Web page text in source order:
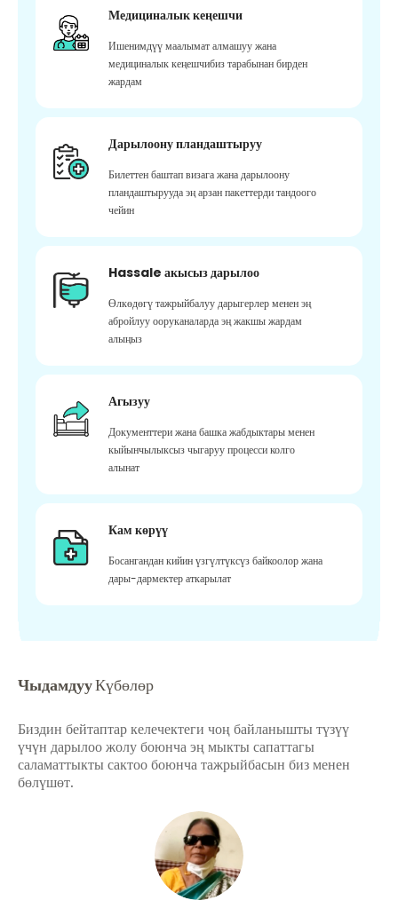
Медициналык кеңешчи
Ишенимдүү маалымат алмашуу жана
медициналык кеңешчибиз тарабынан бирден
жардам
Дарылоону пландаштыруу
Билеттен баштап визага жана дарылоону
пландаштырууда эң арзан пакеттерди тандоого
чейин
Hassale акысыз дарылоо
Өлкөдөгү тажрыйбалуу дарыгерлер менен эң
абройлуу ооруканаларда эң жакшы жардам
алыңыз
Агызуу
Документтери жана башка жабдыктары менен
кыйынчылыксыз чыгаруу процесси колго
алынат
Кам көрүү
Босангандан кийин үзгүлтүксүз байкоолор жана
дары-дармектер аткарылат
ЧыдамдууКүбөлөр
Биздин бейтаптар келечектеги чоң байланышты түзүү
үчүн дарылоо жолу боюнча эң мыкты сапаттагы
саламаттыкты сактоо боюнча тажрыйбасын биз менен
бөлүшөт.